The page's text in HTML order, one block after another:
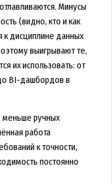
Минусы
(видно, кто и как
к дисциплине данных
выигрывают те,
их использовать: от
BI-дашбордов в
ручных
работа
к точности,
постоянно